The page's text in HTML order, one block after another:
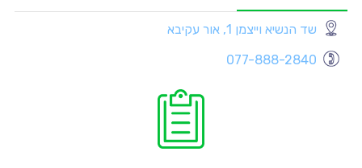
שד הנשיא וייצמן 1, אור עקיבא
077-888-2840